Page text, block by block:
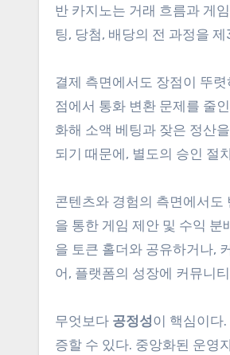
반 카지노는 거래 흐름과 게
팅, 당첨, 배당의 전 과정을
결제 측면에서도 장점이 뚜
점에서 통화 변환 문제를 줄
화해 소액 베팅과 잦은 정산
되기 때문에, 별도의 승인 절
콘텐츠와 경험의 측면에서도
을 통한 게임 제안 및 수익
을 토큰 홀더와 공유하거나,
어, 플랫폼의 성장에 커뮤니
무엇보다 공정성이 핵심이다
증할 수 있다. 중앙화된 운영